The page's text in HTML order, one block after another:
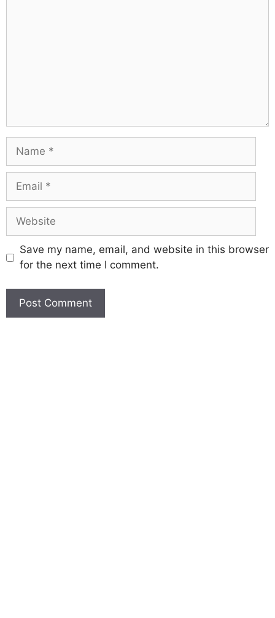
Save my name, email, and website in this browser
for the next time I comment.